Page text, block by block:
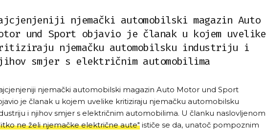
njemački automobilski magazin Auto
und Sport objavio je članak u kojem uvelike
njemačku automobilsku industriju i
smjer s električnim automobilima
njemački automobilski magazin Auto Motor und Sport
je članak u kojem uvelike kritiziraju njemačku automobilsku
i njihov smjer s električnim automobilima. U članku naslovljenom
ne želi njemačke električne aute" ističe se da, unatoč pompoznim